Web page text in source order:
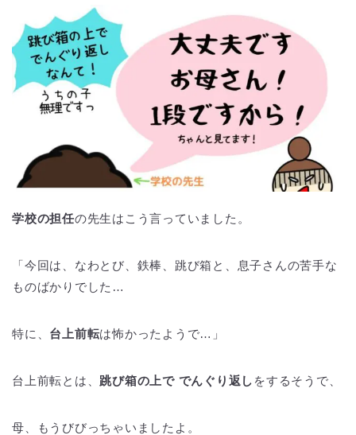
学校の担任の先生はこう言っていました。
「今回は、なわとび、鉄棒、跳び箱と、息子さんの苦手な
ものばかりでした…
特に、 台上前転は怖かったようで…」
台上前転とは、 跳び箱の上で でんぐり返し をするそうで、
母、もうびびっちゃいましたよ。